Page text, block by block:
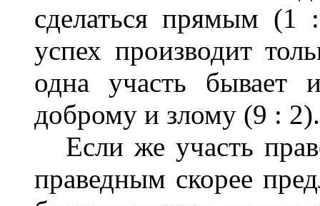
сделаться прямым (1
успех производит
одна участь бывает
доброму и злому (9 : 2).
Если же участь
праведным скорее